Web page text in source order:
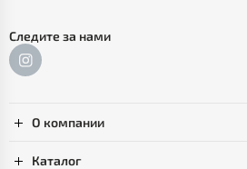
Следите за нами
О компании
Каталог